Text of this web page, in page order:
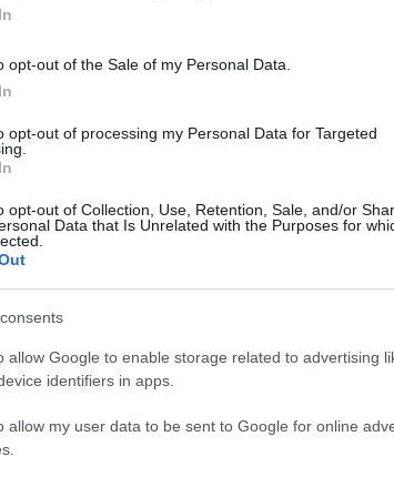
opt-out of the Sale of my Personal Data.
opt-out of processing my Personal Data for Targeted
opt-out of Collection, Use, Retention, Sale, and/or
Data that Is Unrelated with the Purposes for
allow Google to enable storage related to advertising
identifiers in apps.
allow my user data to be sent to Google for online
di pernottamento disponibili in montagna,
opzione. Che si sia appassionati di
è possibile trovare l’alloggio
è importante considerare diverse
e può influenzare notevolmente
popolare per chi cerca comfort e
camere eleganti, ristoranti e centri